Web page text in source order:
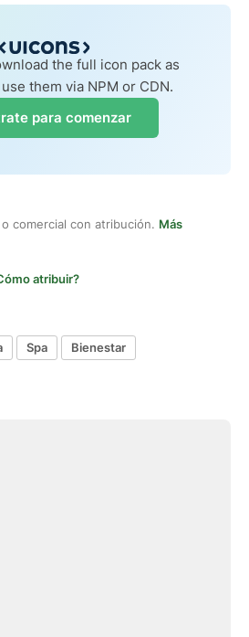
the full icon pack as
them via NPM or CDN.
para comenzar
comercial con atribución. Más
atribuir?
Spa
Bienestar